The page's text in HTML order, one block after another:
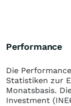
Performance
Die
Statistiken zur
Monatsbasis.
Investment